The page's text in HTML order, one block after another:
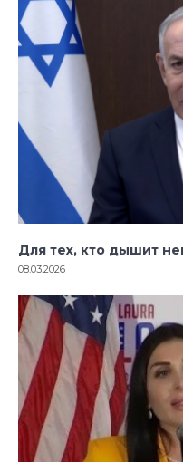
Для тех, кто дышит
08.03.2026